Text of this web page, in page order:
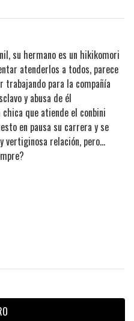
su hermano es un hikikomori
atenderlos a todos, parece
trabajando para la compañía
y abusa de él
que atiende el conbini
en pausa su carrera y se
vertiginosa relación, pero…